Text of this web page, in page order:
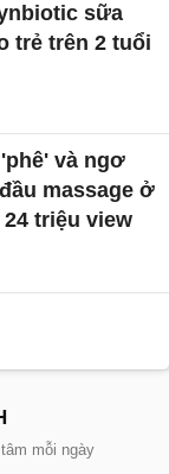
sữa
trẻ trên 2 tuổi
và ngơ
massage ở
triệu view
mỗi ngày